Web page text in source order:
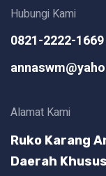
Hubungi Kami
0821-2222-1669
Alamat Kami
Ruko Karang
Daerah